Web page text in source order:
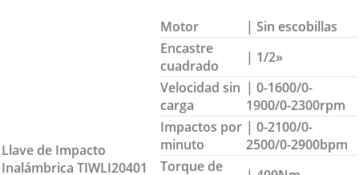
Llave de Impacto
Inalámbrica TIWLI20401
Motor
| Sin escobillas
Encastre
cuadrado
| 1/2»
Velocidad sin
carga
| 0-1600/0-
1900/0-2300rpm
Impactos por
minuto
| 0-2100/0-
2500/0-2900bpm
Torque de